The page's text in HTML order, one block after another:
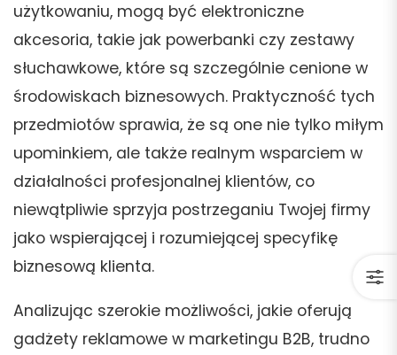
użytkowaniu, mogą być elektroniczne
akcesoria, takie jak powerbanki czy zestawy
słuchawkowe, które są szczególnie cenione w
środowiskach biznesowych. Praktyczność tych
przedmiotów sprawia, że są one nie tylko miłym
upominkiem, ale także realnym wsparciem w
działalności profesjonalnej klientów, co
niewątpliwie sprzyja postrzeganiu Twojej firmy
jako wspierającej i rozumiejącej specyfikę
biznesową klienta.
Analizując szerokie możliwości, jakie oferują
gadżety reklamowe w marketingu B2B, trudno